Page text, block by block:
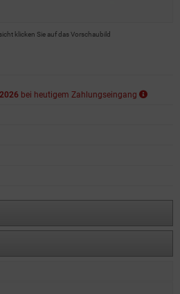
klicken Sie auf das Vorschaubild
bei heutigem Zahlungseingang